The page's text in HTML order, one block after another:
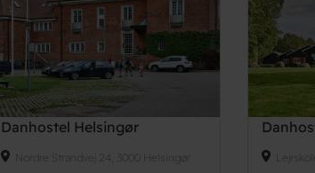
Danhostel Helsingør
Nordre Strandvej 24, 3000 Helsingør